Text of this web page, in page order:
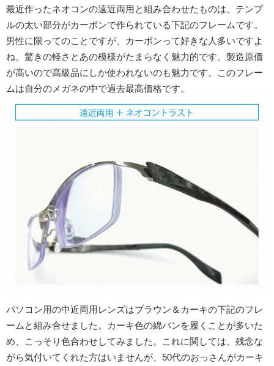
最近作ったネオコンの遠近両用と組み合わせたものは、テンプ
ルの太い部分がカーボンで作られている下記のフレームです。
男性に限ってのことですが、カーボンって好きな人多いですよ
ね。驚きの軽さとあの模様がたまらなく魅力的です。製造原価
が高いので高級品にしか使われないのも魅力です。このフレー
ムは自分のメガネの中で過去最高価格です。
パソコン用の中近両用レンズはブラウン＆カーキの下記のフレ
ームと組み合せました。カーキ色の綿パンを履くことが多いた
め、こっそり色合わせしてみました。これに関しては、残念な
がら気付いてくれた方はいませんが、50代のおっさんがカーキ